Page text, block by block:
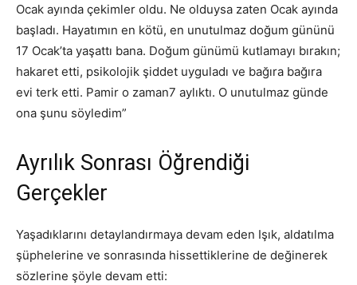
Ocak ayında çekimler oldu. Ne olduysa zaten Ocak ayında
başladı. Hayatımın en kötü, en unutulmaz doğum gününü
17 Ocak’ta yaşattı bana. Doğum günümü kutlamayı bırakın;
hakaret etti, psikolojik şiddet uyguladı ve bağıra bağıra
evi terk etti. Pamir o zaman7 aylıktı. O unutulmaz günde
ona şunu söyledim”
Ayrılık Sonrası Öğrendiği
Gerçekler
Yaşadıklarını detaylandırmaya devam eden Işık, aldatılma
şüphelerine ve sonrasında hissettiklerine de değinerek
sözlerine şöyle devam etti: